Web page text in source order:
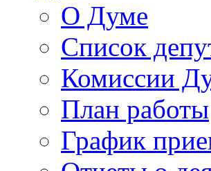
О Думе
Список
Комиссии
План работы
График